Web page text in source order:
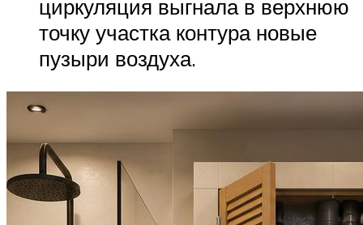
циркуляция выгнала в верхнюю
точку участка контура новые
пузыри воздуха.